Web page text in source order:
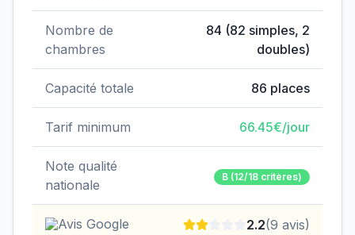
Nombre de
chambres
84 (82 simples, 2
doubles)
Capacité totale 86 places
Tarif minimum 66.45€/jour
Note qualité
nationale
B (12/18 critères)
Avis Google 2.2(9 avis)